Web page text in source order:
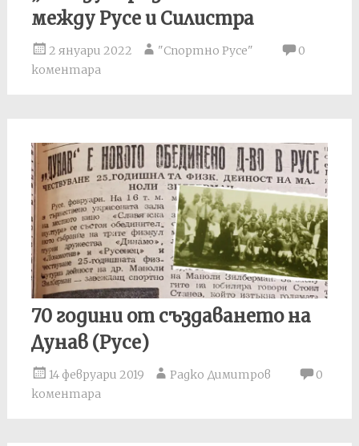
между Русе и Силистра
2 януари 2022 "Спортно Русе"
0
коментара
70 години от създаването на
Дунав (Русе)
14 февруари 2019 Радко Димитров
0
коментара